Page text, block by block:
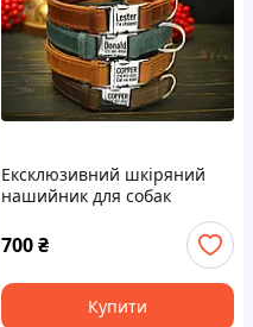
Ексклюзивний шкіряний
нашийник для собак
700₴
Купити